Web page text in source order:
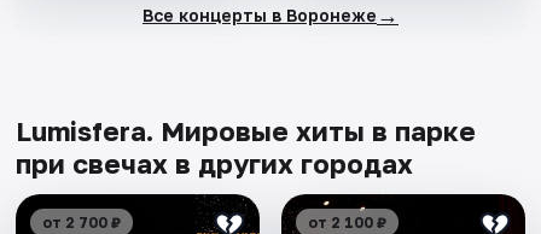
Все концерты в Воронеже →
Lumisfera. Мировые хиты в парке
при свечах в других городах
от 2 700 ₽ от 2 100 ₽